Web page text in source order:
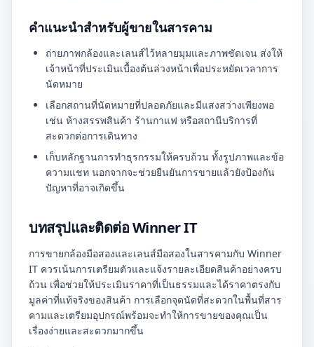
คำแนะนำสำหรับผู้ขายในสารคาม
ถ่ายภาพกล้องและเลนส์ไว้หลายมุมและภาพชัดเจน ส่งให้
เจ้าหน้าที่ประเมินเบื้องต้นล่วงหน้าเพื่อประหยัดเวลาการ
นัดหมาย
เลือกสถานที่นัดหมายที่ปลอดภัยและมีแสงสว่างเพียงพอ
เช่น ห้างสรรพสินค้า ร้านกาแฟ หรือสถานีบริการที่
สะดวกต่อการเดินทาง
เก็บหลักฐานการทำธุรกรรมให้ครบถ้วน ทั้งรูปภาพและข้อ
ความแชท นอกจากจะช่วยยืนยันการขายแล้วยังป้องกัน
ปัญหาที่อาจเกิดขึ้น
บทสรุปและติดต่อ Winner IT
การขายกล้องมือสองและเลนส์มือสองในสารคามกับ Winner
IT ควรเน้นการเตรียมตัวและแจ้งรายละเอียดสินค้าอย่างครบ
ถ้วน เพื่อช่วยให้ประเมินราคาที่เป็นธรรมและได้ราคาตรงกับ
มูลค่าที่แท้จริงของสินค้า การเลือกจุดนัดที่สะดวกในพื้นที่สาร
คามและเตรียมอุปกรณ์พร้อมจะทำให้การขายของคุณเป็น
เรื่องง่ายและสะดวกมากขึ้น